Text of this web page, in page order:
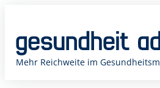
springen
Mehr Reichweite im